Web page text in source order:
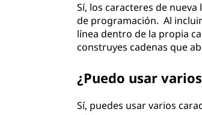
Sí, los caracteres de
de programación. Al
línea dentro de la propia
construyes cadenas que
¿Puedo usar
Sí, puedes usar varios